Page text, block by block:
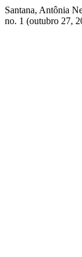
Santana, Antônia
no. 1 (outubro 27,